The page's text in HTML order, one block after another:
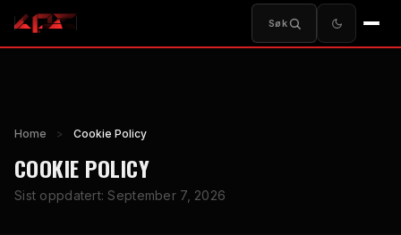
Søk
Home > Cookie Policy
COOKIE POLICY
Sist oppdatert: September 7, 2026